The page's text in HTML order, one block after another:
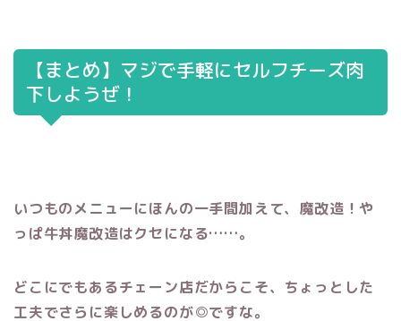
【まとめ】マジで手軽にセルフチーズ肉
下しようぜ！
いつものメニューにほんの一手間加えて、魔改造！や
っぱ牛丼魔改造はクセになる……。
どこにでもあるチェーン店だからこそ、ちょっとした
工夫でさらに楽しめるのが◎ですな。